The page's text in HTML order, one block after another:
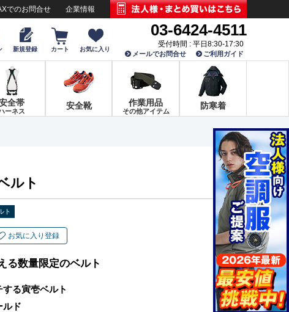
でのお問合せ 企業情報
新規登録 カート お気に入り
03-6424-4511
受付時間 : 平日8:30-17:30
メールでお問合せ ご利用ガイド
全帯
ーネス
安全靴 作業用品
その他アイテム
防寒着
ルト
ト
お気に入り登録
る数量限定のベルト
る寅壱ベルト
ルド